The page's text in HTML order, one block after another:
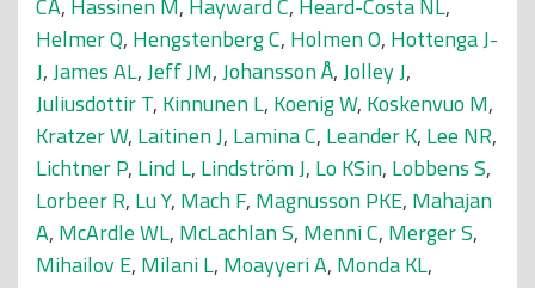
CA, Hassinen M, Hayward C, Heard-Costa NL,
Helmer Q, Hengstenberg C, Holmen O, Hottenga J-
J,James AL,Jeff JM,Johansson Å,Jolley J,
Juliusdottir T, Kinnunen L, Koenig W, Koskenvuo M,
Kratzer W, Laitinen J, Lamina C, Leander K, Lee NR,
Lichtner P, Lind L, Lindström J, Lo KSin, Lobbens S,
Lorbeer R, Lu Y, Mach F, Magnusson PKE, Mahajan
A, McArdle WL, McLachlan S, Menni C, Merger S,
Mihailov E, Milani L, Moayyeri A, Monda KL,